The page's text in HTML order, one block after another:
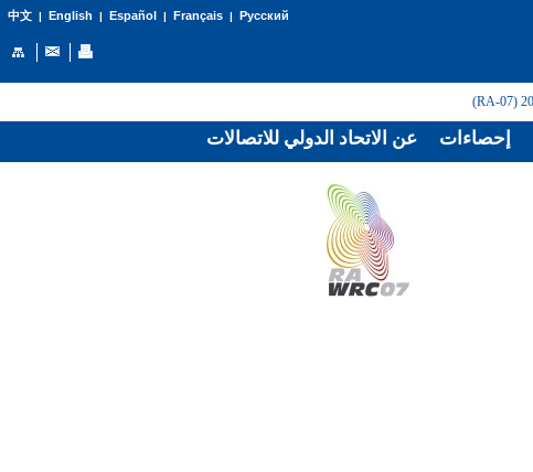
中文| English | Español | Français| Русский
عن الاتحاد الدولي للاتصالات إحصاءات